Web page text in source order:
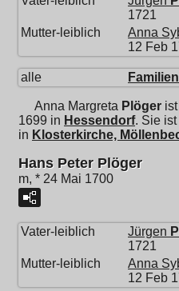
1721
Mutter-leiblich
Anna
12 Feb
alle
Anna Margreta Plöger
1699 in Hessendorf. Sie
in Klosterkirche,
Hans Peter Plöger
m, * 24 Mai 1700
Vater-leiblich Jürgen
1721
Mutter-leiblich
Anna
12 Feb